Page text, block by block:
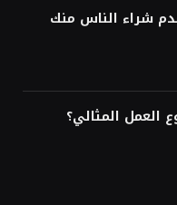
المثالي؟